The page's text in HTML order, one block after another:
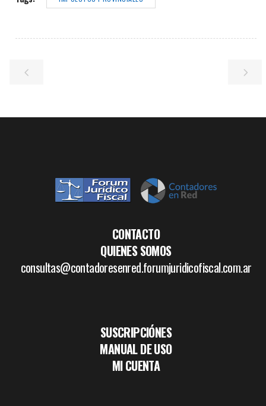
CONTACTO
QUIENES SOMOS
consultas@contadoresenred.forumjuridicofiscal.com.ar
SUSCRIPCIÓNES
MANUAL DE USO
MI CUENTA